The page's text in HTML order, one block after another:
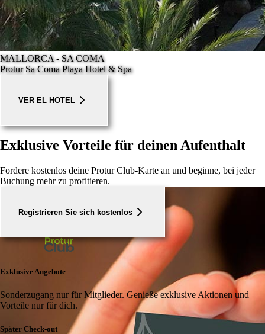
MALLORCA - SA COMA
Protur Sa Coma Playa Hotel & Spa
VER EL HOTEL
Exklusive Vorteile für deinen Aufenthalt
Fordere kostenlos deine Protur Club-Karte an und beginne, bei jeder
Buchung mehr zu profitieren.
Registrieren Sie sich kostenlos
Exklusive Angebote
Sonderzugang nur für Mitglieder. Genieße exklusive Aktionen und
Vorteile nur für dich.
Später Check-out